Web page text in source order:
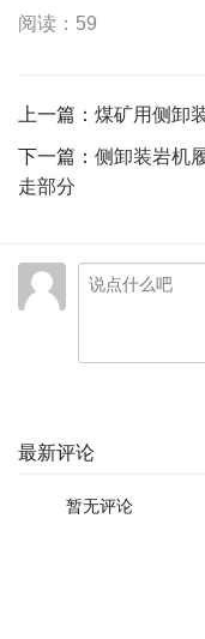
阅读：59
上一篇： 煤矿用侧卸
下一篇： 侧卸装岩机
走部分
最新评论
暂无评论